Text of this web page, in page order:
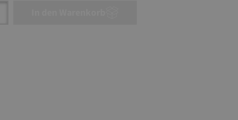
Gib den gewünschten Wert ein oder